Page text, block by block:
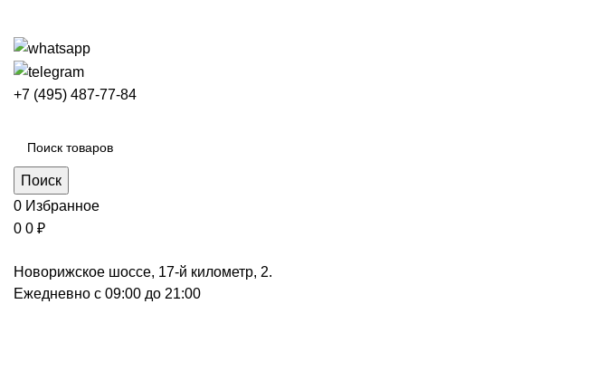
+7 (495) 487-77-84
Поиск
0 Избранное
0 0 ₽
Новорижское шоссе, 17-й километр, 2.
Ежедневно с 09:00 до 21:00